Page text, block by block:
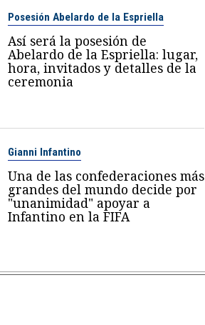
Posesión Abelardo de la Espriella
Así será la posesión de
Abelardo de la Espriella: lugar,
hora, invitados y detalles de la
ceremonia
Gianni Infantino
Una de las confederaciones más
grandes del mundo decide por
"unanimidad" apoyar a
Infantino en la FIFA